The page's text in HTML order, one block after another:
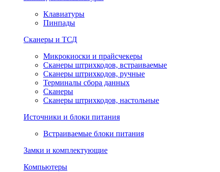
Клавиатуры
Пинпады
Сканеры и ТСД
Микрокиоски и прайсчекеры
Сканеры штрихкодов, встраиваемые
Сканеры штрихкодов, ручные
Терминалы сбора данных
Сканеры
Сканеры штрихкодов, настольные
Источники и блоки питания
Встраиваемые блоки питания
Замки и комплектующие
Компьютеры